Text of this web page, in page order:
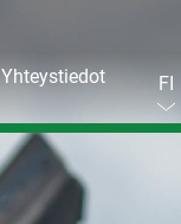
Yhteystiedot FI